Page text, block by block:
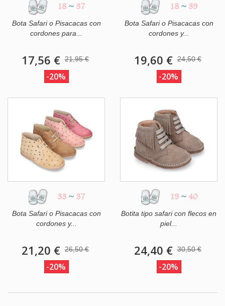
18 ~ 37
Bota Safari o Pisacacas con
cordones para...
17,56 € 21,95 €
-20%
18 ~ 39
Bota Safari o Pisacacas con
cordones y...
19,60 € 24,50 €
-20%
33 ~ 37
Bota Safari o Pisacacas con
cordones y...
21,20 € 26,50 €
-20%
19 ~ 40
Botita tipo safari con flecos en
piel...
24,40 € 30,50 €
-20%